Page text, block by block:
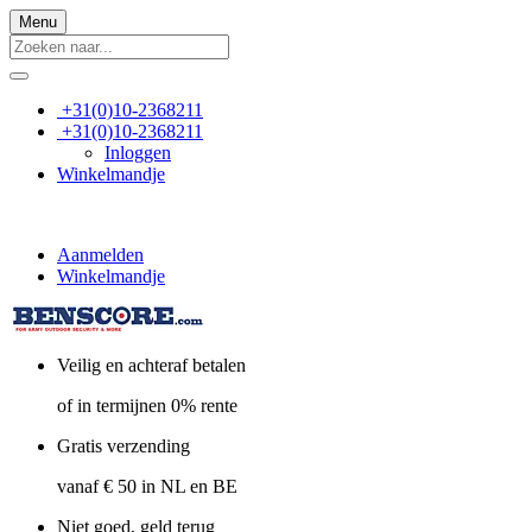
Menu
+31(0)10-2368211
+31(0)10-2368211
Inloggen
Winkelmandje
Aanmelden
Winkelmandje
Veilig en achteraf betalen
of in termijnen 0% rente
Gratis verzending
vanaf € 50 in NL en BE
Niet goed, geld terug